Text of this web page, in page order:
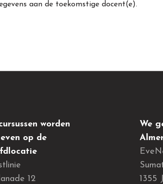
aan de toekomstige docent(e).
worden
op de
12
We
1355